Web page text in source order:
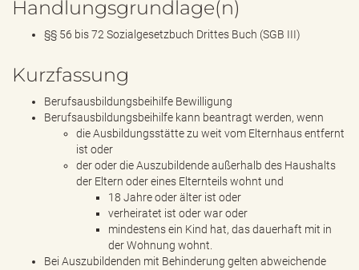
Handlungsgrundlage(n)
§§ 56 bis 72 Sozialgesetzbuch Drittes Buch (SGB III)
Kurzfassung
Berufsausbildungsbeihilfe Bewilligung
Berufsausbildungsbeihilfe kann beantragt werden, wenn
die Ausbildungsstätte zu weit vom Elternhaus entfernt
ist oder
der oder die Auszubildende außerhalb des Haushalts
der Eltern oder eines Elternteils wohnt und
18 Jahre oder älter ist oder
verheiratet ist oder war oder
mindestens ein Kind hat, das dauerhaft mit in
der Wohnung wohnt.
Bei Auszubildenden mit Behinderung gelten abweichende